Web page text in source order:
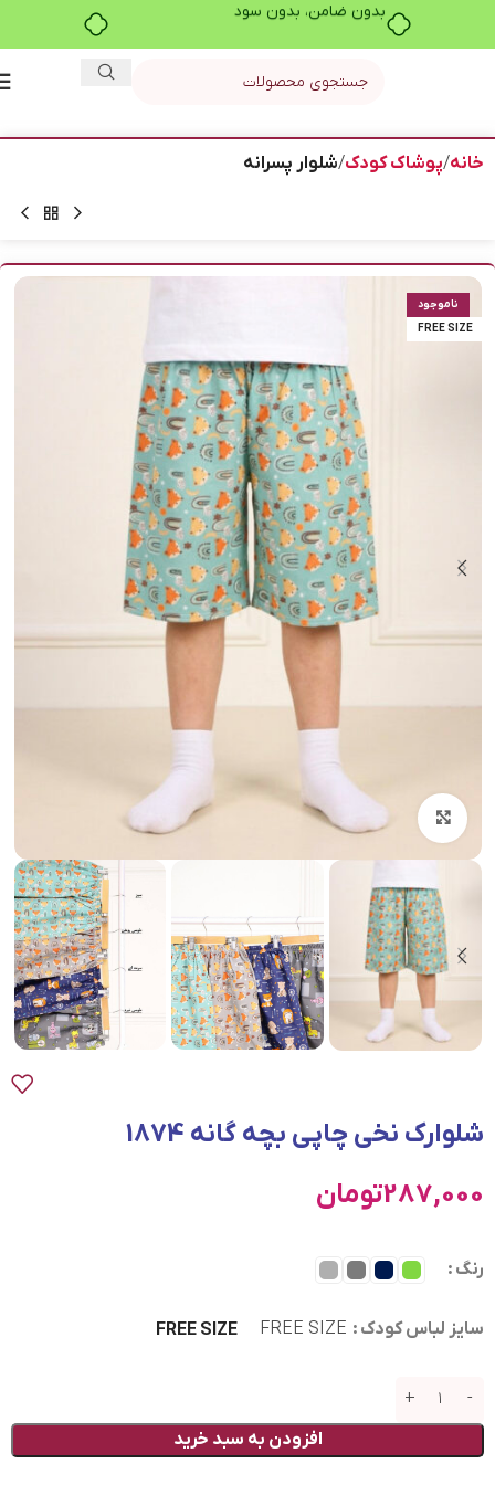
بدون ضامن، بدون سود
خانه پوشاک کودک شلوار پسرانه
ناموجود
FREE SIZE
بزرگنمایی تصویر
شلوارک نخی چاپی بچه گانه 1874
287,000تومان
رنگ
سایز لباس کودک FREE SIZE
FREE SIZE
افزودن به سبد خرید